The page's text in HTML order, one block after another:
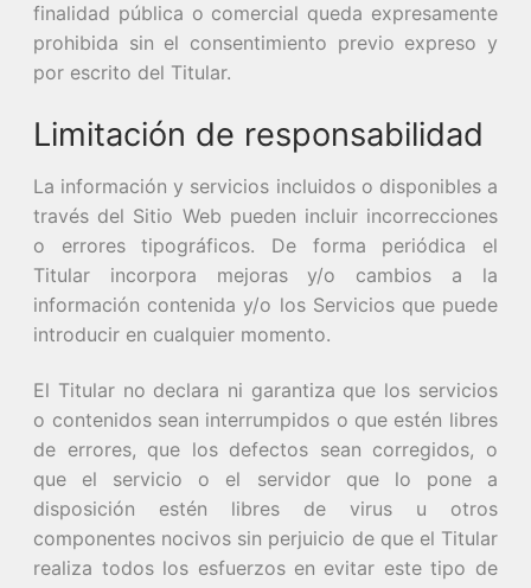
finalidad pública o comercial queda expresamente
prohibida sin el consentimiento previo expreso y
por escrito del Titular.
Limitación de responsabilidad
La información y servicios incluidos o disponibles a
través del Sitio Web pueden incluir incorrecciones
o errores tipográficos. De forma periódica el
Titular incorpora mejoras y/o cambios a la
información contenida y/o los Servicios que puede
introducir en cualquier momento.
El Titular no declara ni garantiza que los servicios
o contenidos sean interrumpidos o que estén libres
de errores, que los defectos sean corregidos, o
que el servicio o el servidor que lo pone a
disposición estén libres de virus u otros
componentes nocivos sin perjuicio de que el Titular
realiza todos los esfuerzos en evitar este tipo de